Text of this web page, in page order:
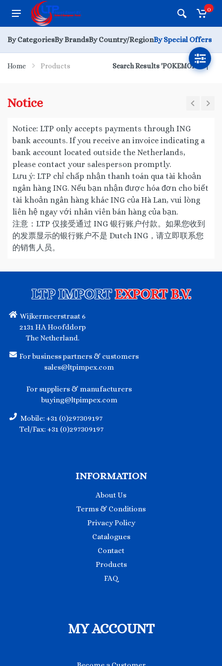
0
By CategoriesBy BrandsBy Country/RegionBy Special Offers
Home Products Search Results 'POKEMON'
Notice
Notice: LTP only accepts payments through ING
bank accounts. If you receive an invoice indicating a
bank account located outside the Netherlands,
please contact your salesperson promptly.
Lưu ý: LTP chỉ chấp nhận thanh toán qua tài khoản
ngân hàng ING. Nếu bạn nhận được hóa đơn cho biết
tài khoản ngân hàng khác ING của Hà Lan, vui lòng
liên hệ ngay với nhân viên bán hàng của bạn.
注意：LTP 仅接受通过 ING 银行账户付款。如果您收到
的发票显示的银行账户不是 Dutch ING，请立即联系您
的销售人员。
LTP IMPORTEXPORT B.V.
Wijkermeerstraat 6
2131 HA Hoofddorp
The Netherland.
For business partners & customers
sales@ltpimpex.com
For suppliers & manufacturers
buying@ltpimpex.com
Mobile: +31 (0)297309197
Tel/Fax: +31 (0)297309197
INFORMATION
About Us
Terms & Conditions
Privacy Policy
Catalogues
Contact
Products
FAQ
MY ACCOUNT